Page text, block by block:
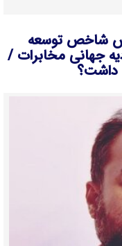
شاخص توسعه
جهانی مخابرات /